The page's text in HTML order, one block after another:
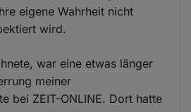
eigene Wahrheit nicht
wird.
war eine etwas länger
meiner
bei ZEIT-ONLINE. Dort hatte